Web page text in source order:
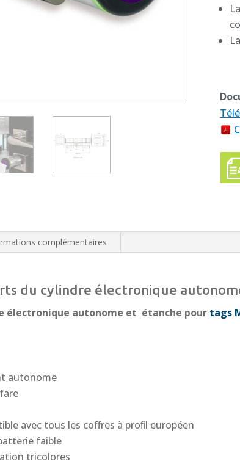
complémentaires
du cylindre électronique
électronique autonome et étanche pour tags
autonome
avec tous les coffres à proﬁl européen
faible
tricolores